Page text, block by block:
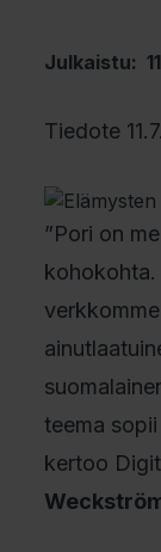
Julkaistu:
Tiedote
”Pori on
kohokohta.
teema sopii
kertoo